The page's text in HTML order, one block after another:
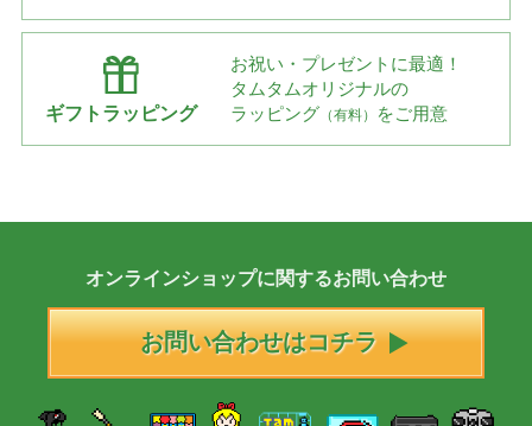
ギフトラッピング
お祝い・プレゼントに最適！
タムタムオリジナルの
ラッピング （有料） をご用意
オンラインショップに関するお問い合わせ
お問い合わせはコチラ